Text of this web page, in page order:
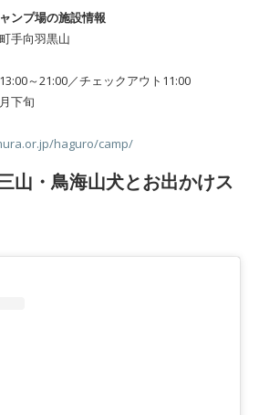
ンプ場の施設情報
手向羽黒山
～21:00／チェックアウト11:00
下旬
haguro/camp/
山・鳥海山犬とお出かけス